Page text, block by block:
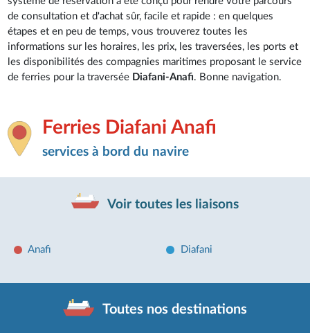
de consultation et d'achat sûr, facile et rapide : en quelques
étapes et en peu de temps, vous trouverez toutes les
informations sur les horaires, les prix, les traversées, les ports et
les disponibilités des compagnies maritimes proposant le service
de ferries pour la traversée Diafani-Anafi. Bonne navigation.
Ferries Diafani Anafi
services à bord du navire
Voir toutes les liaisons
Anafi Diafani
Toutes nos destinations